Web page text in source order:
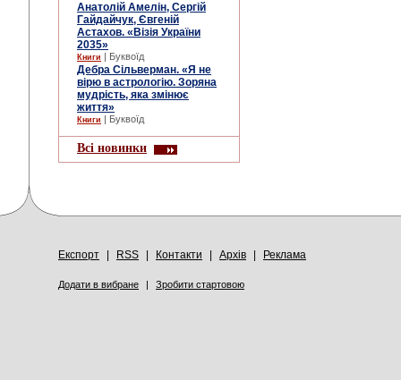
Анатолій Амелін, Сергій
Гайдайчук, Євгеній
Астахов. «Візія України
2035»
Книги | Буквоїд
Дебра Сільверман. «Я не
вірю в астрологію. Зоряна
мудрість, яка змінює
життя»
Книги | Буквоїд
Всі новинки
Експорт RSS Контакти Архів Реклама
Додати в вибране | Зробити стартовою